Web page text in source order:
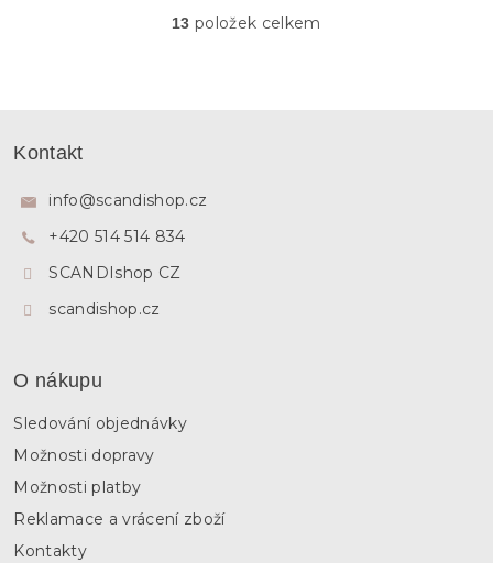
O
13 položek celkem
Kontakt
info@scandishop.cz
+420 514 514 834
SCANDIshop CZ
scandishop.cz
O nákupu
Sledování objednávky
Možnosti dopravy
Možnosti platby
Reklamace a vrácení zboží
Kontakty